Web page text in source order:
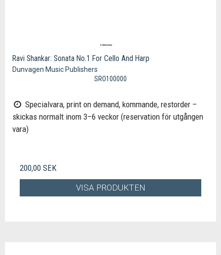
Ravi Shankar: Sonata No.1 For Cello And Harp
Dunvagen Music Publishers
SRO100000
Specialvara, print on demand, kommande, restorder –
skickas normalt inom 3–6 veckor (reservation för utgången
vara)
200,00 SEK
VISA PRODUKTEN